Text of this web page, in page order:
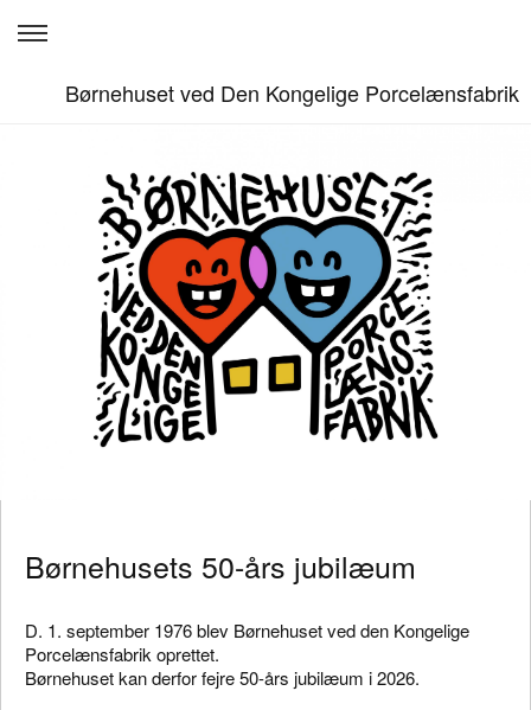
Børnehuset ved Den Kongelige Porcelænsfabrik
Høj kvalitet
Livet på stuerne
Madmors sunde kost
Personale
Ved interesse
Log ind
Børnehusets 50-års jubilæum
D. 1. september 1976 blev Børnehuset ved den Kongelige
Porcelænsfabrik oprettet.
Børnehuset kan derfor fejre 50-års jubilæum i 2026.